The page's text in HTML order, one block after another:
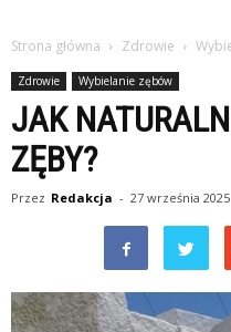
Strona główna Zdrowie
Zdrowie Wybielanie zębów
JAK
ZĘBY?
Przez Redakcja - 27 września 2025